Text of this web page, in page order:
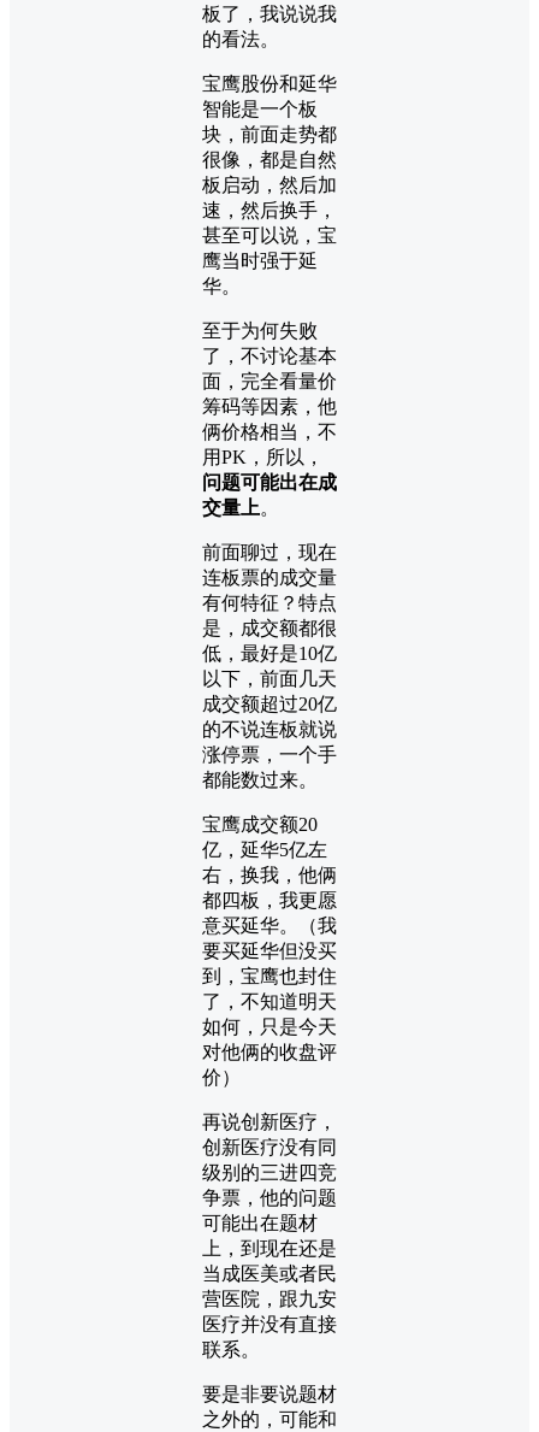
板了，我说说我
的看法。
宝鹰股份和延华
智能是一个板
块，前面走势都
很像，都是自然
板启动，然后加
速，然后换手，
甚至可以说，宝
鹰当时强于延
华。
至于为何失败
了，不讨论基本
面，完全看量价
筹码等因素，他
俩价格相当，不
用PK，所以，
问题可能出在成
交量上。
前面聊过，现在
连板票的成交量
有何特征？特点
是，成交额都很
低，最好是10亿
以下，前面几天
成交额超过20亿
的不说连板就说
涨停票，一个手
都能数过来。
宝鹰成交额20
亿，延华5亿左
右，换我，他俩
都四板，我更愿
意买延华。（我
要买延华但没买
到，宝鹰也封住
了，不知道明天
如何，只是今天
对他俩的收盘评
价）
再说创新医疗，
创新医疗没有同
级别的三进四竞
争票，他的问题
可能出在题材
上，到现在还是
当成医美或者民
营医院，跟九安
医疗并没有直接
联系。
要是非要说题材
之外的，可能和